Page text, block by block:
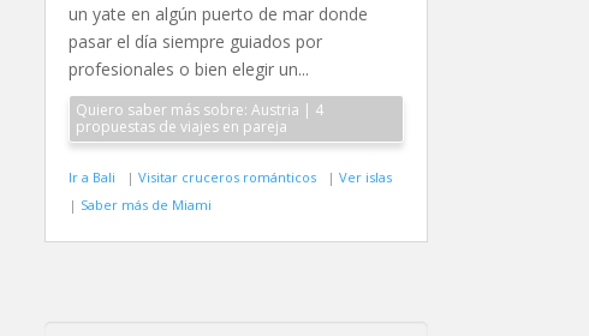
un yate en algún puerto de mar donde
pasar el día siempre guiados por
profesionales o bien elegir un...
Quiero saber más sobre: Austria | 4
propuestas de viajes en pareja
Ir a Bali |Visitar cruceros románticos |Ver islas
|
Saber más de Miami